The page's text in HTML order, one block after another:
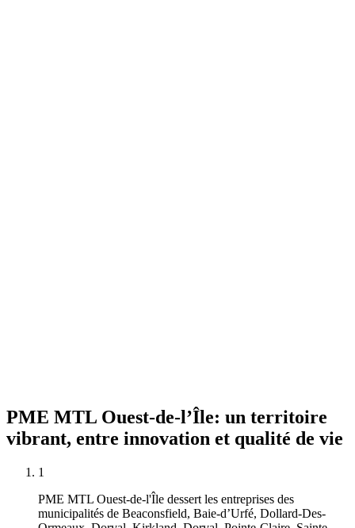
PME MTL Ouest-de-l’Île: un territoire
vibrant, entre innovation et qualité de vie
1
PME MTL Ouest-de-l'Île dessert les entreprises des
municipalités de Beaconsfield, Baie-d’Urfé, Dollard-Des-